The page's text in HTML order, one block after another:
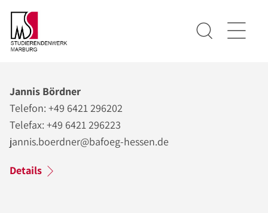
Jannis Bördner
Telefon: +49 6421 296202
Telefax: +49 6421 296223
jannis.boerdner@bafoeg-hessen.de
Details